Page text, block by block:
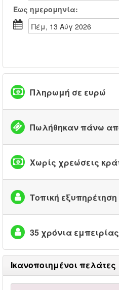
Έως ημερομηνία:
Πέμ, 13 Αύγ 2026
Πληρωμή σε ευρώ
Πωλήθηκαν πάνω
Χωρίς χρεώσεις
Τοπική
35 χρόνια εμπειρίας
Ικανοποιημένοι πελάτες